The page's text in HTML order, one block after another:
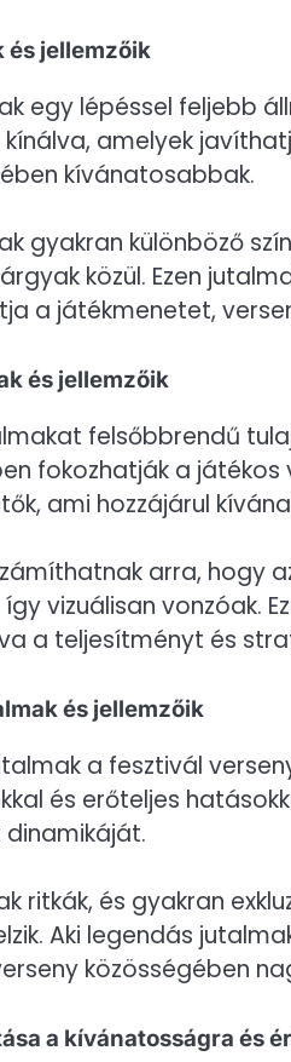
és jellemzőik
egy lépéssel feljebb
amelyek
kívánatosabbak.
gyakran különböző
közül. Ezen
a játékmenetet,
és jellemzőik
felsőbbrendű
fokozhatják a játékos
ami hozzájárul
arra, hogy
így vizuálisan vonzóak.
a teljesítményt és
és jellemzőik
a fesztivál
és erőteljes
ritkák, és gyakran
Aki legendás
közösségében
a kívánatosságra és